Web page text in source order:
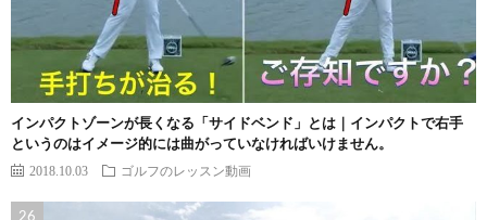
インパクトゾーンが長くなる「サイドベンド」とは｜インパクトで右手
というのはイメージ的には曲がっていなければいけません。
2018.10.03 ゴルフのレッスン動画